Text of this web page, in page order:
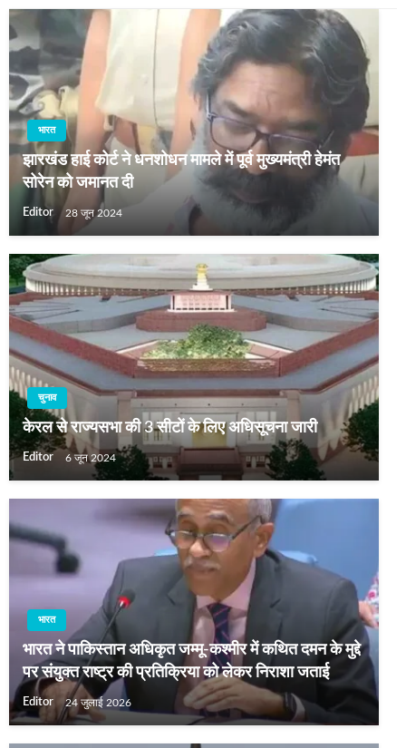
भारत
झारखंड हाई कोर्ट ने धनशोधन मामले में पूर्व मुख्‍यमंत्री हेमंत
सोरेन को जमानत दी
Editor 28 जून 2024
चुनाव
केरल से राज्‍यसभा की 3 सीटों के लिए अधिसूचना जारी
Editor 6 जून 2024
भारत
भारत ने पाकिस्तान अधिकृत जम्मू-कश्मीर में कथित दमन के मुद्दे
पर संयुक्त राष्ट्र की प्रतिक्रिया को लेकर निराशा जताई
Editor 24 जुलाई 2026